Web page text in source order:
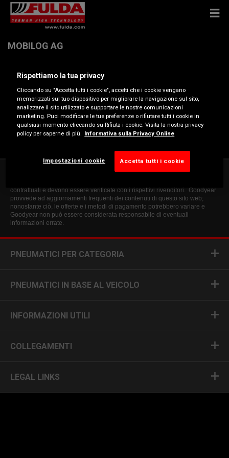
MOBILOG AG
Moosrainweg 14 , 3053 Münchenbuchsee
Ottieni indicazioni
Visualizza numero di telefono
Le informazioni generali presenti in questo sito web sono puramente
contrattuali e devono essere verificate con i rispettivi rivenditori. Goodyear
provvede ad aggiornamenti frequenti dei contenuti di questo sito web;
nonostante ciò, le offerte e i metodi di pagamento potrebbero variare e
Goodyear non può essere considerata responsabile di eventuali
informazioni errate.
PNEUMATICI PER CATEGORIA
PNEUMATICI IN BASE AL VEICOLO
INFORMAZIONI UTILI
COLLEGAMENTI
LEGAL LINKS
Rispettiamo la tua privacy
Cliccando su "Accetta tutti i cookie", accetti che i cookie vengano
memorizzati sul tuo dispositivo per migliorare la navigazione sul sito,
analizzare il sito utilizzato e supportare le nostre comunicazioni
marketing. Puoi modificare le tue preferenze o rifiutare tutti i cookie in
qualsiasi momento cliccando su Rifiuta i cookie. Visita la nostra privacy
policy per saperne di più. Informativa sulla Privacy Online
Impostazioni cookie Accetta tutti i cookie